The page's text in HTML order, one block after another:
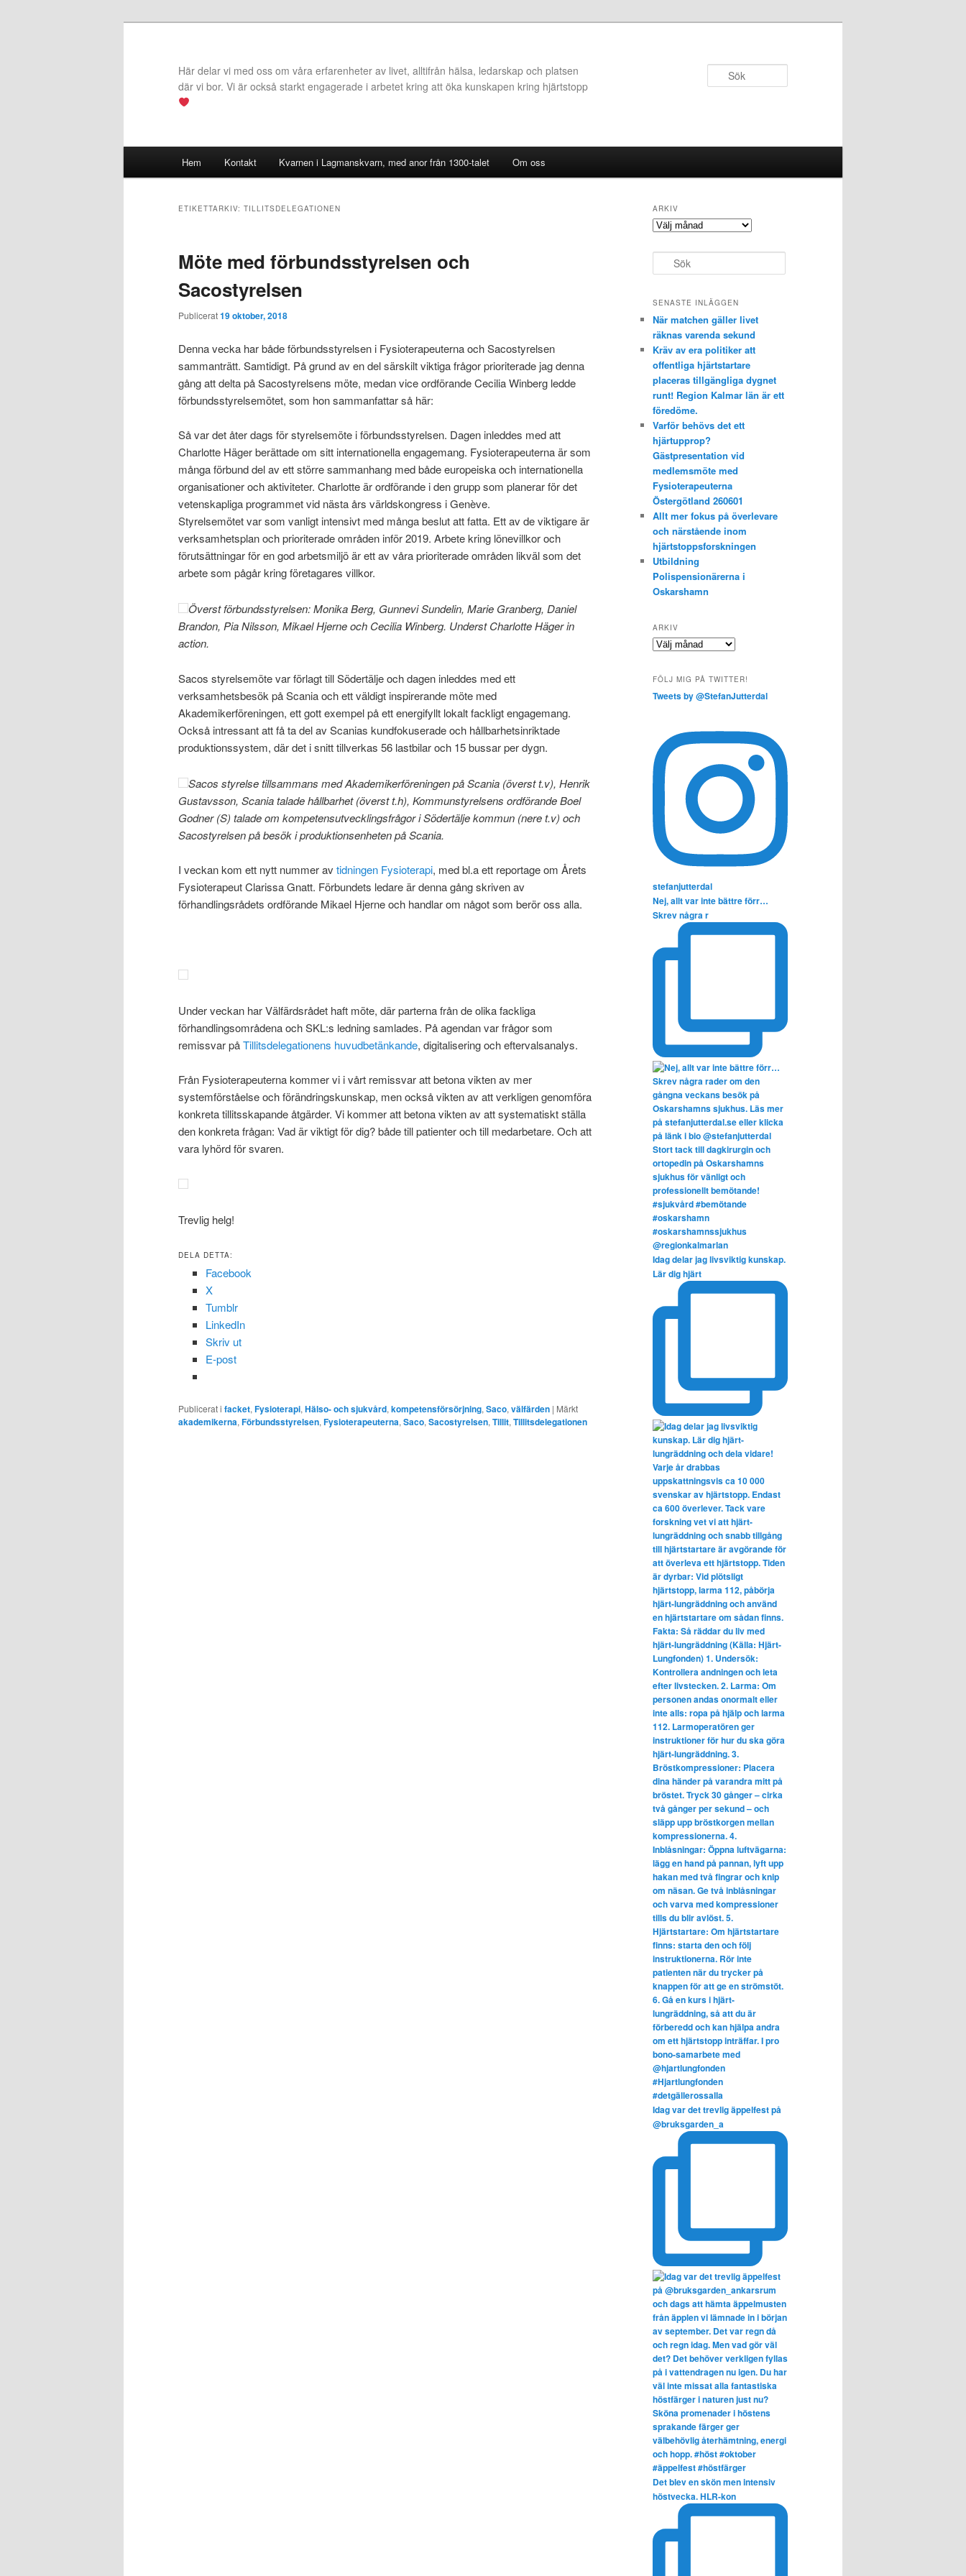
Här delar vi med oss om våra erfarenheter av livet, alltifrån hälsa, ledarskap och platsen
där vi bor. Vi är också starkt engagerade i arbetet kring att öka kunskapen kring hjärtstopp
Hem Kontakt Kvarnen i Lagmanskvarn, med anor från 1300-talet Om oss
ETIKETTARKIV: TILLITSDELEGATIONEN
Möte med förbundsstyrelsen och
Sacostyrelsen
Publicerat19 oktober, 2018
Denna vecka har både förbundsstyrelsen i Fysioterapeuterna och Sacostyrelsen
sammanträtt. Samtidigt. På grund av en del särskilt viktiga frågor prioriterade jag denna
gång att delta på Sacostyrelsens möte, medan vice ordförande Cecilia Winberg ledde
förbundsstyrelsemötet, som hon sammanfattar så här:
Så var det åter dags för styrelsemöte i förbundsstyrelsen. Dagen inleddes med att
Charlotte Häger berättade om sitt internationella engagemang. Fysioterapeuterna är som
många förbund del av ett större sammanhang med både europeiska och internationella
organisationer och aktiviteter. Charlotte är ordförande i den grupp som planerar för det
vetenskapliga programmet vid nästa års världskongress i Genève.
Styrelsemötet var som vanligt intensivt med många beslut att fatta. Ett av de viktigare är
verksamhetsplan och prioriterade områden inför 2019. Arbete kring lönevillkor och
förutsättningar för en god arbetsmiljö är ett av våra prioriterade områden likväl som det
arbete som pågår kring företagares villkor.
Överst förbundsstyrelsen: Monika Berg, Gunnevi Sundelin, Marie Granberg, Daniel
Brandon, Pia Nilsson, Mikael Hjerne och Cecilia Winberg. Underst Charlotte Häger in
action.
Sacos styrelsemöte var förlagt till Södertälje och dagen inleddes med ett
verksamhetsbesök på Scania och ett väldigt inspirerande möte med
Akademikerföreningen, ett gott exempel på ett energifyllt lokalt fackligt engagemang.
Också intressant att få ta del av Scanias kundfokuserade och hållbarhetsinriktade
produktionssystem, där det i snitt tillverkas 56 lastbilar och 15 bussar per dygn.
Sacos styrelse tillsammans med Akademikerföreningen på Scania (överst t.v), Henrik
Gustavsson, Scania talade hållbarhet (överst t.h), Kommunstyrelsens ordförande Boel
Godner (S) talade om kompetensutvecklingsfrågor i Södertälje kommun (nere t.v) och
Sacostyrelsen på besök i produktionsenheten på Scania.
I veckan kom ett nytt nummer av tidningen Fysioterapi, med bl.a ett reportage om Årets
Fysioterapeut Clarissa Gnatt. Förbundets ledare är denna gång skriven av
förhandlingsrådets ordförande Mikael Hjerne och handlar om något som berör oss alla.
Under veckan har Välfärdsrådet haft möte, där parterna från de olika fackliga
förhandlingsområdena och SKL:s ledning samlades. På agendan var frågor som
remissvar påTillitsdelegationens huvudbetänkande, digitalisering och eftervalsanalys.
Från Fysioterapeuterna kommer vi i vårt remissvar att betona vikten av mer
systemförståelse och förändringskunskap, men också vikten av att verkligen genomföra
konkreta tillitsskapande åtgärder. Vi kommer att betona vikten av att systematiskt ställa
den konkreta frågan: Vad är viktigt för dig? både till patienter och till medarbetare. Och att
vara lyhörd för svaren.
Trevlig helg!
DELA DETTA:
Facebook
X
Tumblr
LinkedIn
Skriv ut
E-post
Publicerat i facket,Fysioterapi,Hälso- och sjukvård,kompetensförsörjning,Saco,välfärden | Märkt
akademikerna,Förbundsstyrelsen,Fysioterapeuterna,Saco,Sacostyrelsen,Tillit,Tillitsdelegationen
ARKIV
Arkiv
ö
SENASTE INLÄGGEN
När matchen gäller livet
räknas varenda sekund
Kräv av era politiker att
offentliga hjärtstartare
placeras tillgängliga dygnet
runt! Region Kalmar län är ett
föredöme.
Varför behövs det ett
hjärtupprop?
Gästpresentation vid
medlemsmöte med
Fysioterapeuterna
Östergötland 260601
Allt mer fokus på överlevare
och närstående inom
hjärtstoppsforskningen
Utbildning
Polispensionärerna i
Oskarshamn
ARKIV
Arkiv
FÖLJ MIG PÅ TWITTER!
Tweets by @StefanJutterdal
stefanjutterdal
Nej, allt var inte bättre förr…
Skrev några r
Idag delar jag livsviktig kunskap.
Lär dig hjärt
Idag var det trevlig äppelfest på
@bruksgarden_a
Det blev en skön men intensiv
höstvecka. HLR-kon